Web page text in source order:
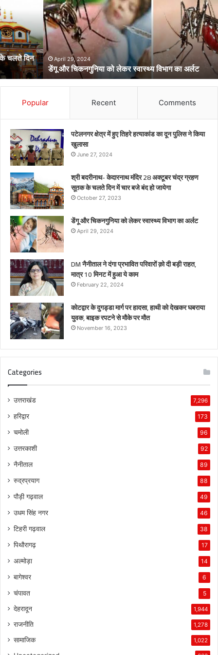
को
लेकर
स्वास्थ्य
विभाग
का
अर्लटApril 29, 2024
डेंगू और चिकनगुनिया को लेकर स्वास्थ्य विभाग का अर्लट
Popular Recent Comments
पटेलनगर क्षेत्र में हुए तिहरे हत्याकांड का दून पुलिस ने किया
खुलासा
June 27, 2024
श्री बदरीनाथ- केदारनाथ मंदिर 28 अक्टूबर चंद्र ग्रहण
सूतक के चलते दिन में चार बजे बंद हो जायेगा
October 27, 2023
डेंगू और चिकनगुनिया को लेकर स्वास्थ्य विभाग का अर्लट
April 29, 2024
DM नैनीताल ने दंगा प्रभावित परिवारों क़ो दी बड़ी राहत,
मात्र 10 मिनट में हुआ ये काम
February 22, 2024
कोटद्वार के दुगड्डा मार्ग पर हादसा, हाथी को देखकर घबराया
युवक, बाइक रपटने से मौके पर मौत
November 16, 2023
Categories
उत्तराखंड 7,296
हरिद्वार 173
चमोली 96
उत्तरकाशी 92
नैनीताल 89
रुद्रप्रयाग 88
पौड़ी गढ़वाल 49
उधम सिंह नगर 46
टिहरी गढ़वाल 38
पिथौरागढ़ 17
अल्मोड़ा 14
बागेश्वर 6
चंपावत 5
देहरादून 1,944
राजनीति 1,278
सामाजिक 1,022